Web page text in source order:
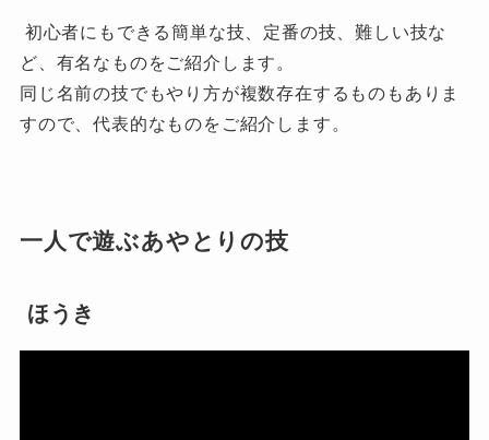
初心者にもできる簡単な技、定番の技、難しい技な
ど、有名なものをご紹介します。
同じ名前の技でもやり方が複数存在するものもありま
すので、代表的なものをご紹介します。
一人で遊ぶあやとりの技
ほうき